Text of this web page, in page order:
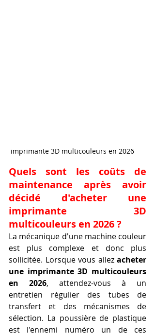
imprimante 3D multicouleurs en 2026
Quels sont les coûts de
maintenance après avoir
décidé d'acheter une
imprimante 3D
multicouleurs en 2026 ?
La mécanique d'une machine couleur
est plus complexe et donc plus
sollicitée. Lorsque vous allez acheter
une imprimante 3D multicouleurs
en 2026, attendez-vous à un
entretien régulier des tubes de
transfert et des mécanismes de
sélection. La poussière de plastique
est l'ennemi numéro un de ces